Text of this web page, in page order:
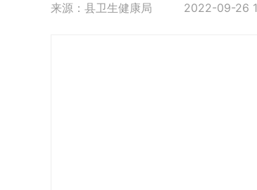
来源：县卫生健康局 2022-09-26